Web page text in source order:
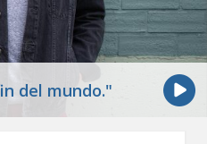
del mundo."